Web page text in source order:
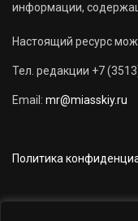
информации,
Настоящий ресурс
Тел. редакции +7
Email: mr@miasskiy.ru
Политика